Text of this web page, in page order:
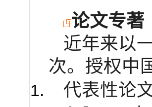
论文专著
近年来以
次。授权中
代表性论